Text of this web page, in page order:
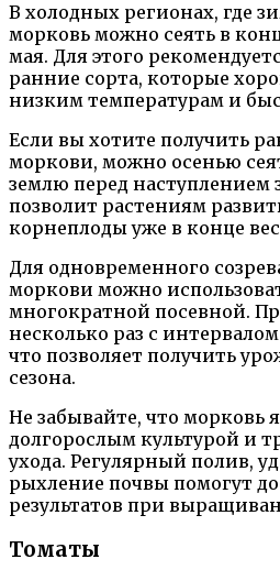
В холодных регионах, где
морковь можно сеять в
мая. Для этого
ранние сорта, которые
низким температурам и
Если вы хотите получить
моркови, можно осенью
землю перед наступлением
позволит растениям
корнеплоды уже в конце
Для одновременного
моркови можно
многократной посевной.
несколько раз с
что позволяет получить
сезона.
Не забывайте, что морковь
долгорослым культурой и
ухода. Регулярный полив,
рыхление почвы помогут
результатов при
Томаты